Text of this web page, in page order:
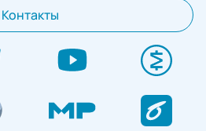
Контакты